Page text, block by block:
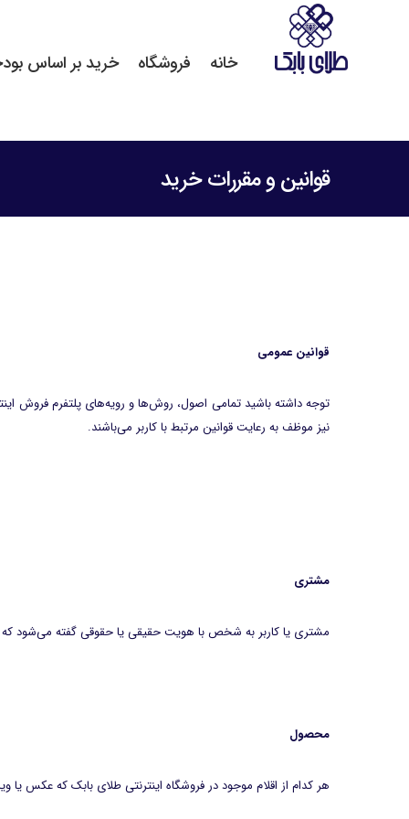
خانه فروشگاه خرید بر اساس
قوانین و مقررات خرید
قوانین عمومی
توجه داشته باشید تمامی اصول، روش‌ها و رویه‌های پلتفرم فروش
نیز موظف به رعایت قوانین مرتبط با کاربر می‌باشند.
مشتری
مشتری یا کاربر به شخص با هویت حقیقی یا حقوقی گفته می‌شود که
محصول
هر کدام از اقلام موجود در فروشگاه اینترنتی طلای بابک که عکس